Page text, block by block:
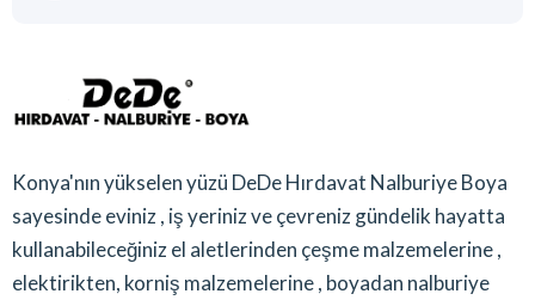
Konya'nın yükselen yüzü DeDe Hırdavat Nalburiye Boya
sayesinde eviniz , iş yeriniz ve çevreniz gündelik hayatta
kullanabileceğiniz el aletlerinden çeşme malzemelerine ,
elektirikten, korniş malzemelerine , boyadan nalburiye